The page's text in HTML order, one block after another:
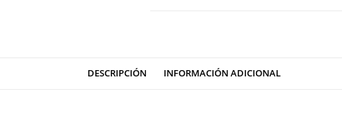
DESCRIPCIÓN INFORMACIÓN ADICIONAL